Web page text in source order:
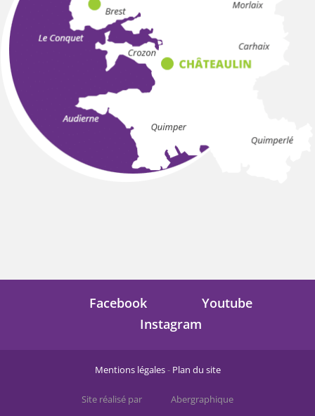
Facebook
Youtube
Instagram
Mentions légales- Plan du site
Site réalisé par Abergraphique